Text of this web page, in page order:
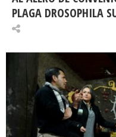
PLAGA DROSOPHILA